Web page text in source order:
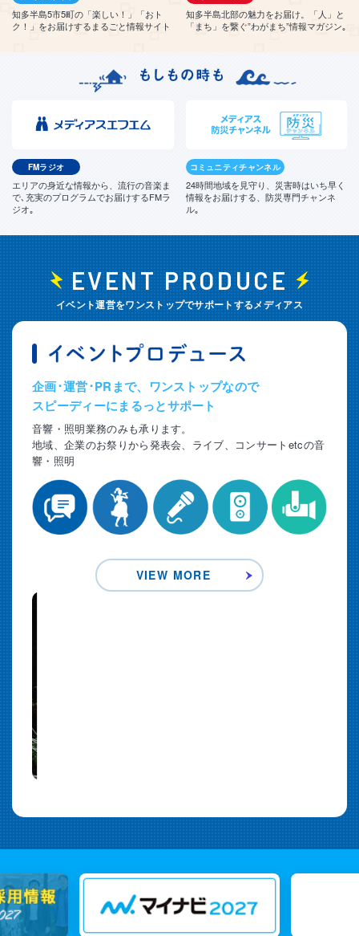
知多半島5市5町の「楽しい！」「おト
ク！」をお届けするまるごと情報サイト
知多半島北部の魅力をお届け。「人」と
「まち」を繋ぐ”わがまち”情報マガジン｡
FMラジオ
エリアの身近な情報から、流行の音楽ま
で､充実のプログラムでお届けするFMラ
ジオ｡
コミュニティチャンネル
24時間地域を見守り、災害時はいち早く
情報をお届けする、防災専門チャンネ
ル｡
EVENT PRODUCE
イベント運営をワンストップでサポートするメディアス
企画･運営･PRまで、ワンストップなので
スピーディーにまるっとサポート
音響・照明業務のみも承ります。
地域、企業のお祭りから発表会、ライブ、コンサートetcの音
響・照明
VIEW MORE